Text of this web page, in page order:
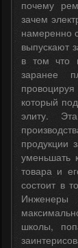
почему
зачем
намеренно
выпускают
в том что
заранее
который
элиту.
продукции
уменьшать
товара и
состоит в
Инженеры
школы,